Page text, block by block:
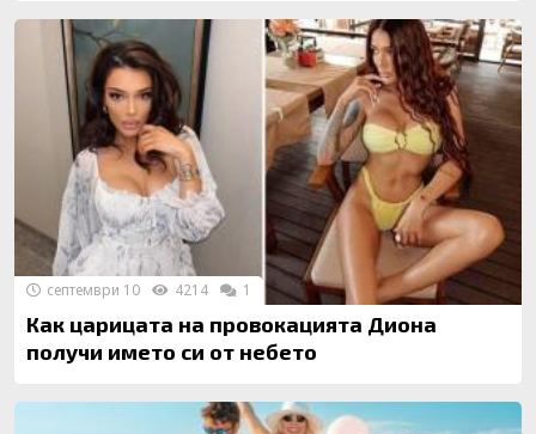
Как царицата на провокацията Диона
получи името си от небето
септември 10 4214 1